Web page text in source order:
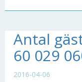
Antal
60 029
2016-04-06